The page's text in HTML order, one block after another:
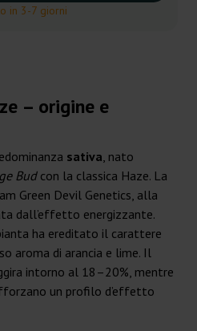
in 3-7 giorni
– origine e
sativa, nato
Budcon la classica Haze. La
Green Devil Genetics, alla
dall’effetto energizzante.
ha ereditato il carattere
aroma di arancia e lime. Il
intorno al 18–20%, mentre
un profilo d’effetto